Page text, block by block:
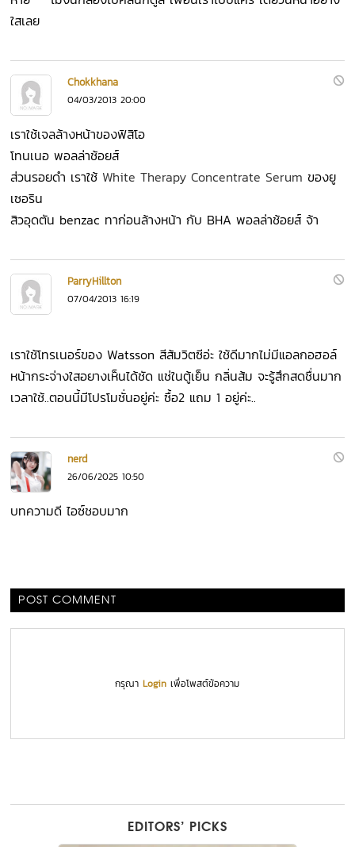
ใสเลย
Chokkhana
04/03/2013 20:00
เราใช้เจลล้างหน้าของฟิสิโอ
โทนเนอ พอลล่าช้อยส์
ส่วนรอยดำ เราใช้ White Therapy Concentrate Serum ของยู
เซอริน
สิวอุดตัน benzac ทาก่อนล้างหน้า กับ BHA พอลล่าช้อยส์ จ้า
ParryHillton
07/04/2013 16:19
เราใช้โทรเนอร์ของ Watsson สีส้มวิตซีอ่ะ ใช้ดีมากไม่มีแอลกอฮอล์
หน้ากระจ่างใสอยางเห็นได้ชัด แช่ในตู้เย็น กลิ่นส้ม จะรู้สึกสดชื่นมาก
เวลาใช้..ตอนนี้มีโปรโมชั่นอยู่ค่ะ ซื้อ2 แถม 1 อยู่ค่ะ..
nerd
26/06/2025 10:50
บทความดี ไอซ์ชอบมาก
POST COMMENT
กรุณาLogin เพื่อโพสต์ข้อความ
EDITORS’ PICKS